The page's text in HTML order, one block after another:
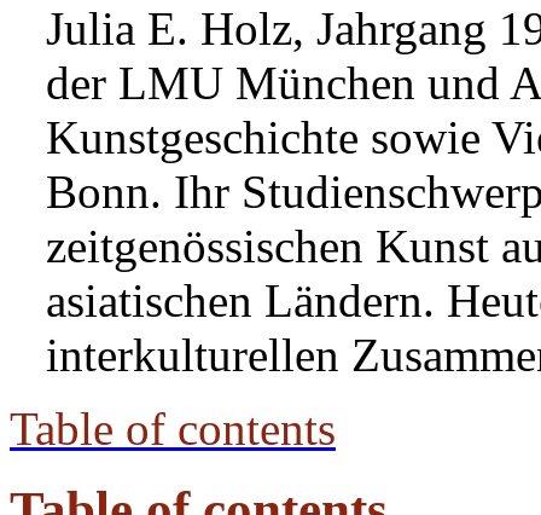
Julia E. Holz, Jahrgang
der LMU München und
Kunstgeschichte sowie
Bonn. Ihr
zeitgenössischen Kunst
asiatischen Ländern.
interkulturellen
Table of contents